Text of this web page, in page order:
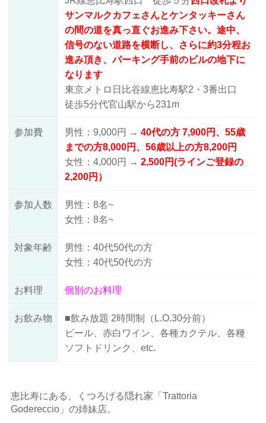
サンマルクカフェさんとケンタッキーさん
の間の道を真っ直ぐお進み下さい。途中、
信号のない道路を横断し、さらに約3分程お
進み頂き、パーキング手前のビルの地下に
なります
東京メトロ日比谷線恵比寿駅2・3番出口
徒歩5分代官山駅から231m
参加費 男性：9,000円 →40代の方 7,900円、55歳
までの方8,000円、56歳以上の方8,200円
女性：4,000円 →2,500円(ラインご登録の
2,200円）
参加人数
男性：8名~
女性：8名~
対象年齢
男性：40代50代の方
女性：40代50代の方
お料理 個別のお料理
お飲み物
■飲み放題 2時間制（L.O.30分前）
ビール、赤白ワイン、各種カクテル、各種
ソフトドリンク、etc.
恵比寿にある、くつろげる隠れ家「Trattoria
Godereccio」の姉妹店。